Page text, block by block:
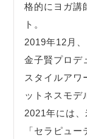
格的にヨガ講
ト。
2019年12月
金子賢プロデ
スタイルアワ
ットネスモデ
2021年には
「セラピュ